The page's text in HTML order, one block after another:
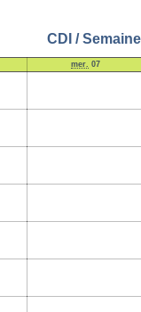
CDI /
mer. 07